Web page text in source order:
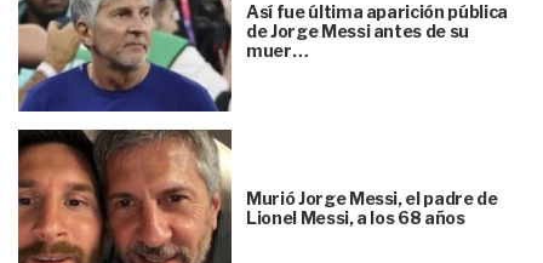
Así fue última aparición pública
de Jorge Messi antes de su
muer…
Murió Jorge Messi, el padre de
Lionel Messi, a los 68 años